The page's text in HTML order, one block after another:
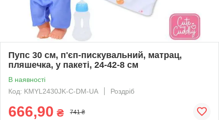
Пупс 30 см, п'єп-пискувальний, матрац,
пляшечка, у пакеті, 24-42-8 см
В наявності
Код: KMYL2430JK-C-DM-UA
Роздріб
666,90 ₴ 741 ₴